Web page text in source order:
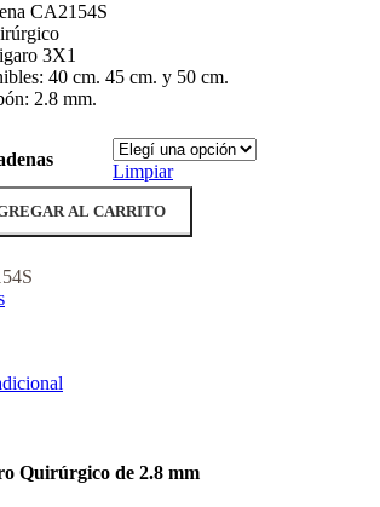
CA2154S
3X1
40 cm. 45 cm. y 50 cm.
2.8 mm.
Limpiar
de 2.8 mm cantidad
AL CARRITO
Quirúrgico de 2.8 mm